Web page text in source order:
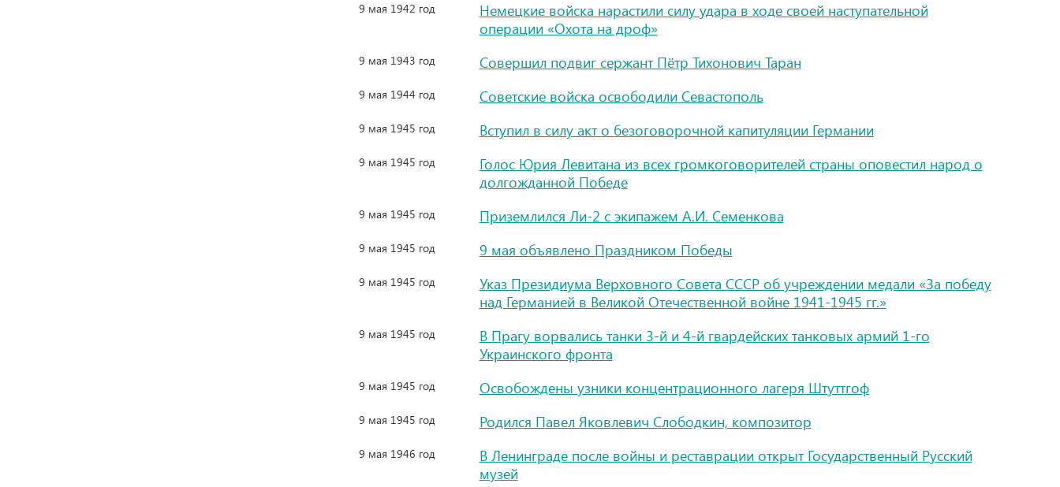
9 мая 1942 год
Немецкие войска нарастили силу удара в ходе своей наступательной
операции «Охота на дроф»
9 мая 1943 год Совершил подвиг сержант Пётр Тихонович Таран
9 мая 1944 год Советские войска освободили Севастополь
9 мая 1945 год Вступил в силу акт о безоговорочной капитуляции Германии
9 мая 1945 год
Голос Юрия Левитана из всех громкоговорителей страны оповестил народ о
долгожданной Победе
9 мая 1945 год Приземлился Ли-2 с экипажем А.И. Семенкова
9 мая 1945 год 9 мая объявлено Праздником Победы
9 мая 1945 год
Указ Президиума Верховного Совета СССР об учреждении медали «За победу
над Германией в Великой Отечественной войне 1941-1945 гг.»
9 мая 1945 год
В Прагу ворвались танки 3-й и 4-й гвардейских танковых армий 1-го
Украинского фронта
9 мая 1945 год Освобождены узники концентрационного лагеря Штуттгоф
9 мая 1945 год Родился Павел Яковлевич Слободкин, композитор
9 мая 1946 год
В Ленинграде после войны и реставрации открыт Государственный Русский
музей